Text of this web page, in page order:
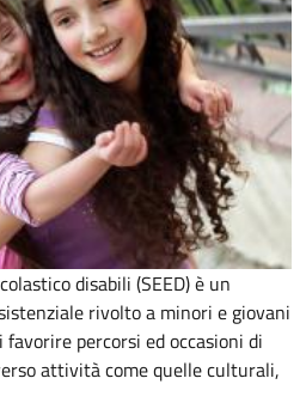
disabili (SEED) è un
rivolto a minori e giovani
favorire percorsi ed occasioni di
attività come quelle culturali,